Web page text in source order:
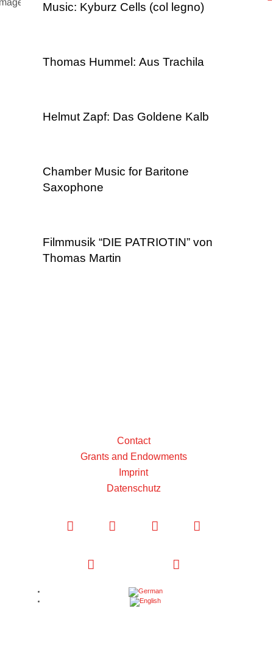
Music: Kyburz Cells (col legno)
Thomas Hummel: Aus Trachila
Helmut Zapf: Das Goldene Kalb
Chamber Music for Baritone
Saxophone
Filmmusik “DIE PATRIOTIN” von
Thomas Martin
Contact
Grants and Endowments
Imprint
Datenschutz